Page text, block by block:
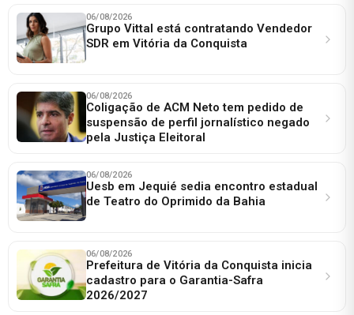
06/08/2026
Grupo Vittal está contratando Vendedor
SDR em Vitória da Conquista
06/08/2026
Coligação de ACM Neto tem pedido de
suspensão de perfil jornalístico negado
pela Justiça Eleitoral
06/08/2026
Uesb em Jequié sedia encontro estadual
de Teatro do Oprimido da Bahia
06/08/2026
Prefeitura de Vitória da Conquista inicia
cadastro para o Garantia-Safra
2026/2027